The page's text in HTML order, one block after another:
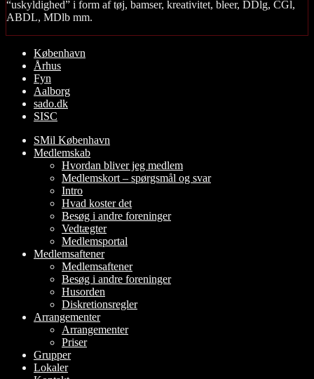
“uskyldighed” i form af tøj, bamser, kreativitet, bleer, DDlg, CGl,
ABDL, MDlb mm.
København
Århus
Fyn
Aalborg
sado.dk
SISC
SMil København
Medlemskab
Hvordan bliver jeg medlem
Medlemskort – spørgsmål og svar
Intro
Hvad koster det
Besøg i andre foreninger
Vedtægter
Medlemsportal
Medlemsaftener
Medlemsaftener
Besøg i andre foreninger
Husorden
Diskretionsregler
Arrangementer
Arrangementer
Priser
Grupper
Lokaler